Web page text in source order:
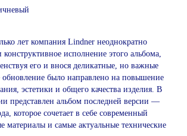
лет компания Lindner неоднократно
исполнение этого альбома,
его и внося деликатные, но важные
было направлено на повышение
эстетики и общего качества изделия. В
представлен альбом последней версии —
которое сочетает в себе современный
материалы и самые актуальные технические